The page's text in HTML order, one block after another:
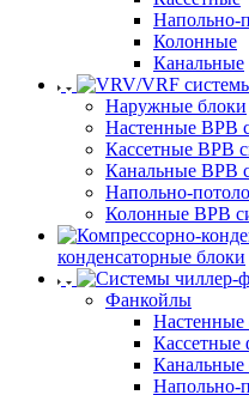
Напольно-
Колонные
Канальные
Наружные блоки
Настенные ВРВ
Кассетные ВРВ
Канальные ВРВ
Напольно-
Колонные ВРВ
конденсаторные блоки
Фанкойлы
Кассетные
Напольно-